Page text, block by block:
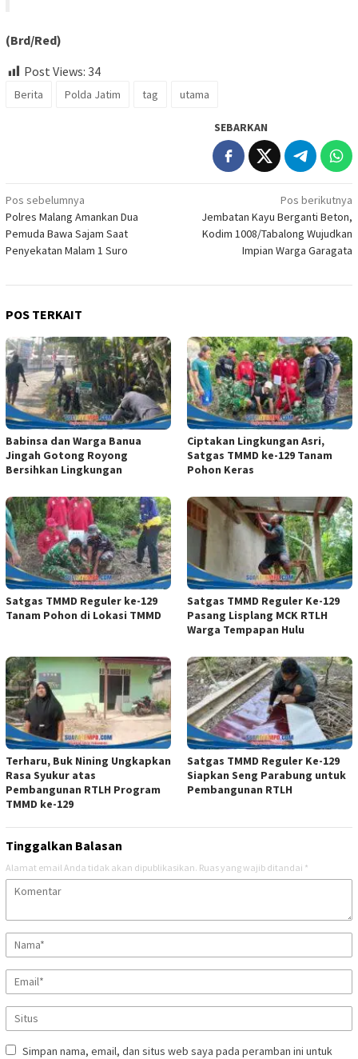
(Brd/Red)
Post Views: 34
Berita Polda Jatim tag utama
SEBARKAN
Navigasi
pos
Pos sebelumnya
Polres Malang Amankan Dua
Pemuda Bawa Sajam Saat
Penyekatan Malam 1 Suro
Pos berikutnya
Jembatan Kayu Berganti Beton,
Kodim 1008/Tabalong Wujudkan
Impian Warga Garagata
POS TERKAIT
Babinsa dan Warga Banua
Jingah Gotong Royong
Bersihkan Lingkungan
Ciptakan Lingkungan Asri,
Satgas TMMD ke-129 Tanam
Pohon Keras
Satgas TMMD Reguler ke-129
Tanam Pohon di Lokasi TMMD
Satgas TMMD Reguler Ke-129
Pasang Lisplang MCK RTLH
Warga Tempapan Hulu
Terharu, Buk Nining Ungkapkan
Rasa Syukur atas
Pembangunan RTLH Program
TMMD ke-129
Satgas TMMD Reguler Ke-129
Siapkan Seng Parabung untuk
Pembangunan RTLH
Tinggalkan Balasan
Alamat email Anda tidak akan dipublikasikan. Ruas yang wajib ditandai *
Simpan nama, email, dan situs web saya pada peramban ini untuk